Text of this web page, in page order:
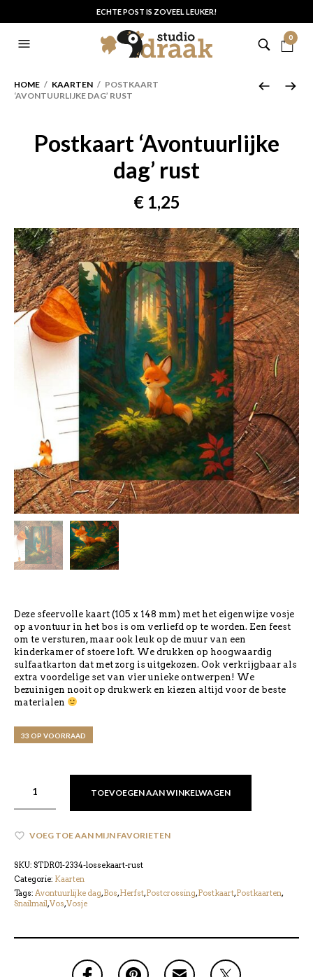
ECHTE POST IS ZOVEEL LEUKER!
0
HOME / KAARTEN / POSTKAART
‘AVONTUURLIJKE DAG’ RUST
Postkaart ‘Avontuurlijke
dag’ rust
€1,25
Deze sfeervolle kaart (105 x 148 mm) met het eigenwijze vosje
op avontuur in het bos is om verliefd op te worden. Een feest
om te versturen, maar ook leuk op de muur van een
kinderkamer of stoere loft. We drukken op hoogwaardig
sulfaatkarton dat met zorg is uitgekozen. Ook verkrijgbaar als
extra voordelige set van vier unieke ontwerpen! We
bezuinigen nooit op drukwerk en kiezen altijd voor de beste
materialen
33 OP VOORRAAD
TOEVOEGEN AAN WINKELWAGEN
VOEG TOE AAN MIJN FAVORIETEN
SKU: STDR01-2334-lossekaart-rust
Categorie: Kaarten
Tags: Avontuurlijke dag,Bos,Herfst,Postcrossing,Postkaart,Postkaarten,
Snailmail,Vos,Vosje